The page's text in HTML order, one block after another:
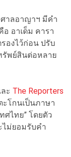
าลอาญาฯ มีคำ
อาเด็ม คารา
องไว้ก่อน ปรับ
รัพย์สินต่อหลาย
ะ The Reporters
ะโกนเป็นภาษา
ศไทย” โดยตัว
ไม่ยอมรับคำ